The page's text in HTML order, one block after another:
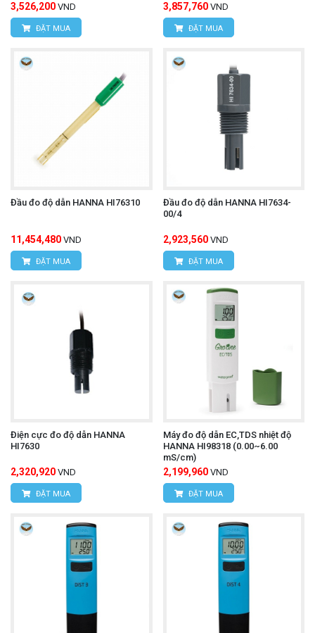
3,526,200 VND
ĐẶT MUA
3,857,760 VND
ĐẶT MUA
Đầu đo độ dẫn HANNA HI76310
11,454,480 VND
ĐẶT MUA
Đầu đo độ dẫn HANNA HI7634-
00/4
2,923,560 VND
ĐẶT MUA
Điện cực đo độ dẫn HANNA
HI7630
2,320,920 VND
ĐẶT MUA
Máy đo độ dẫn EC,TDS nhiệt độ
HANNA HI98318 (0.00~6.00
mS/cm)
2,199,960 VND
ĐẶT MUA